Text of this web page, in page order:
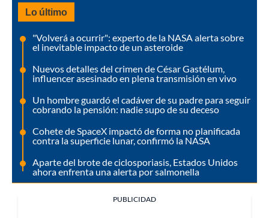
Lo último
"Volverá a ocurrir": experto de la NASA alerta sobre
el inevitable impacto de un asteroide
Nuevos detalles del crimen de César Gastélum,
influencer asesinado en plena transmisión en vivo
Un hombre guardó el cadáver de su padre para seguir
cobrando la pensión: nadie supo de su deceso
Cohete de SpaceX impactó de forma no planificada
contra la superficie lunar, confirmó la NASA
Aparte del brote de ciclosporiasis, Estados Unidos
ahora enfrenta una alerta por salmonella
PUBLICIDAD